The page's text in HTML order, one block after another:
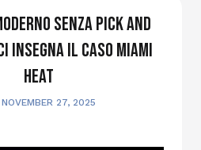
senza pick and
insegna il caso Miami
Heat
NOVEMBER 27, 2025